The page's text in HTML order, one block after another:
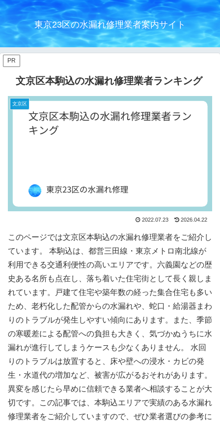
東京23区の水漏れ修理業者案内サイト
PR
文京区本駒込の水漏れ修理業者ランキング
文京区
2022.07.23 2026.04.22
このページでは文京区本駒込の水漏れ修理業者をご紹介し
ています。 本駒込は、都営三田線・東京メトロ南北線が
利用できる交通利便性の高いエリアです。六義園などの歴
史ある名所も点在し、落ち着いた住宅街として長く親しま
れています。戸建て住宅や築年数の経った集合住宅も多い
ため、老朽化した配管からの水漏れや、蛇口・給湯器まわ
りのトラブルが発生しやすい傾向にあります。また、季節
の寒暖差による配管への負担も大きく、気づかぬうちに水
漏れが進行してしまうケースも少なくありません。 水回
りのトラブルは放置すると、床や壁への浸水・カビの発
生・水道代の増加など、被害が広がるおそれがあります。
異変を感じたら早めに信頼できる業者へ相談することが大
切です。この記事では、本駒込エリアで実績のある水漏れ
修理業者をご紹介していますので、ぜひ業者選びの参考に